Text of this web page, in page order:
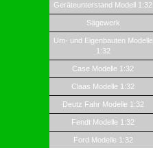
Geräteunterstand Modell 1:32
Sägewerk
Um- und Eigenbauten Modelle
1:32
Case Modelle 1:32
Claas Modelle 1:32
Deutz Fahr Modelle 1:32
Fendt Modelle 1:32
Ford Modelle 1:32